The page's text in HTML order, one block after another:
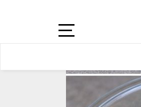
Open